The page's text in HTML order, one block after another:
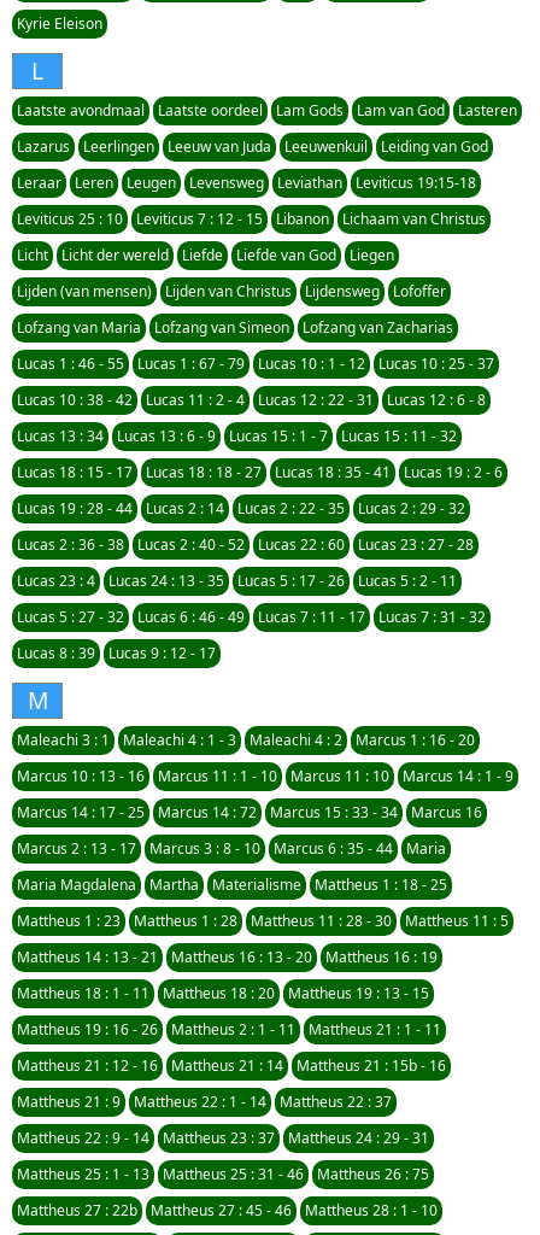
Kyrie Eleison
L
Laatste avondmaal Laatste oordeel Lam Gods Lam van God
Lasteren
Lazarus
Leerlingen Leeuw van Juda Leeuwenkuil
Leiding van God
Leraar
Leren Leugen Levensweg Leviathan
Leviticus 19:15-18
Leviticus 25 : 10
Leviticus 7 : 12 - 15 Libanon
Lichaam van Christus
Licht
Licht der wereld Liefde Liefde van God
Liegen
Lijden (van mensen)
Lijden van Christus Lijdensweg
Lofoffer
Lofzang van Maria
Lofzang van Simeon
Lofzang van Zacharias
Lucas 1 : 46 - 55
Lucas 1 : 67 - 79 Lucas 10 : 1 - 12
Lucas 10 : 25 - 37
Lucas 10 : 38 - 42
Lucas 11 : 2 - 4 Lucas 12 : 22 - 31
Lucas 12 : 6 - 8
Lucas 13 : 34
Lucas 13 : 6 - 9 Lucas 15 : 1 - 7
Lucas 15 : 11 - 32
Lucas 18 : 15 - 17
Lucas 18 : 18 - 27 Lucas 18 : 35 - 41
Lucas 19 : 2 - 6
Lucas 19 : 28 - 44
Lucas 2 : 14 Lucas 2 : 22 - 35
Lucas 2 : 29 - 32
Lucas 2 : 36 - 38
Lucas 2 : 40 - 52 Lucas 22 : 60
Lucas 23 : 27 - 28
Lucas 23 : 4
Lucas 24 : 13 - 35 Lucas 5 : 17 - 26
Lucas 5 : 2 - 11
Lucas 5 : 27 - 32
Lucas 6 : 46 - 49 Lucas 7 : 11 - 17
Lucas 7 : 31 - 32
Lucas 8 : 39
Lucas 9 : 12 - 17
M
Maleachi 3 : 1 Maleachi 4 : 1 - 3 Maleachi 4 : 2
Marcus 1 : 16 - 20
Marcus 10 : 13 - 16
Marcus 11 : 1 - 10 Marcus 11 : 10
Marcus 14 : 1 - 9
Marcus 14 : 17 - 25
Marcus 14 : 72 Marcus 15 : 33 - 34
Marcus 16
Marcus 2 : 13 - 17
Marcus 3 : 8 - 10 Marcus 6 : 35 - 44
Maria
Maria Magdalena
Martha Materialisme
Mattheus 1 : 18 - 25
Mattheus 1 : 23
Mattheus 1 : 28 Mattheus 11 : 28 - 30
Mattheus 11 : 5
Mattheus 14 : 13 - 21
Mattheus 16 : 13 - 20
Mattheus 16 : 19
Mattheus 18 : 1 - 11
Mattheus 18 : 20
Mattheus 19 : 13 - 15
Mattheus 19 : 16 - 26
Mattheus 2 : 1 - 11
Mattheus 21 : 1 - 11
Mattheus 21 : 12 - 16
Mattheus 21 : 14
Mattheus 21 : 15b - 16
Mattheus 21 : 9
Mattheus 22 : 1 - 14
Mattheus 22 : 37
Mattheus 22 : 9 - 14
Mattheus 23 : 37
Mattheus 24 : 29 - 31
Mattheus 25 : 1 - 13
Mattheus 25 : 31 - 46
Mattheus 26 : 75
Mattheus 27 : 22b
Mattheus 27 : 45 - 46 Mattheus 28 : 1 - 10